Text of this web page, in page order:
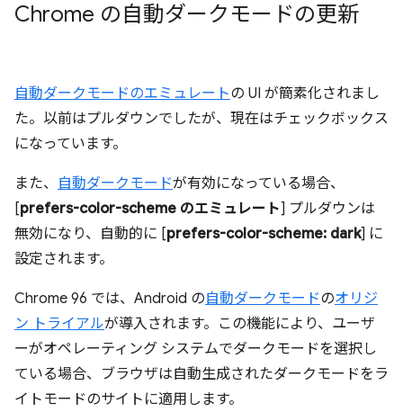
Chrome の自動ダークモードの更新
自動ダークモードのエミュレートの UI が簡素化されまし
た。以前はプルダウンでしたが、現在はチェックボックス
になっています。
また、 自動ダークモードが有効になっている場合、
[prefers-color-scheme のエミュレート] プルダウンは
無効になり、自動的に [prefers-color-scheme: dark] に
設定されます。
Chrome 96 では、Android の自動ダークモードのオリジ
ン トライアルが導入されます。この機能により、ユーザ
ーがオペレーティング システムでダークモードを選択し
ている場合、ブラウザは自動生成されたダークモードをラ
イトモードのサイトに適用します。